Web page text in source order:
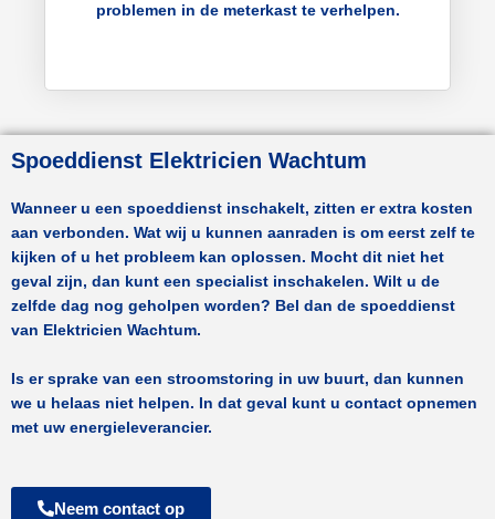
problemen in de meterkast te verhelpen.
Spoeddienst Elektricien Wachtum
Wanneer u een spoeddienst inschakelt, zitten er extra kosten
aan verbonden. Wat wij u kunnen aanraden is om eerst zelf te
kijken of u het probleem kan oplossen. Mocht dit niet het
geval zijn, dan kunt een specialist inschakelen. Wilt u de
zelfde dag nog geholpen worden? Bel dan de spoeddienst
van Elektricien Wachtum.
Is er sprake van een stroomstoring in uw buurt, dan kunnen
we u helaas niet helpen. In dat geval kunt u contact opnemen
met uw energieleverancier.
Neem contact op